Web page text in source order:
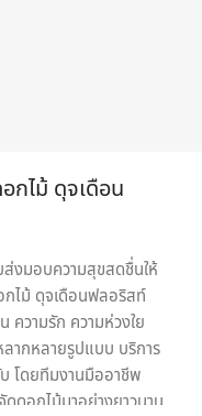
กไม้ ดุจเดือน
งมอบความสุขสดชื่นให้
ไม้ ดุจเดือนฟลอริสท์
ความรัก ความห่วงใย
ากหลายรูปแบบ บริการ
โดยทีมงานมืออาชีพ
ดอกไม้มาอย่างยาวนาน